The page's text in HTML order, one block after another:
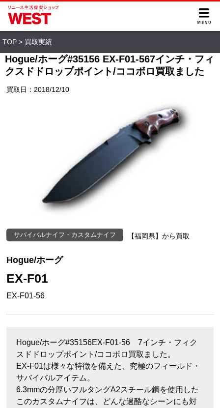
TOP > 買取実績
Hogue/ホーグ#35156 EX-F01-567インチ・フィ
クスドドロップポイント/ココボロ買取ました
買取日：2018/12/10
サバイバルナイフ・カスタムナイフ 【福岡県】から買取
Hogue/ホーグ
EX-F01
EX-F01-56
Hogue/ホーグ#35156EX-F01-56 7インチ・フィク
スドドロップポイント/ココボロ買取ました。
EX-F01は様々な特徴を備えた、究極のフィールド・
サバイバルアイテム。
6.3mmの分厚いフルタングA2スチール鋼を使用した
このカスタムナイフは、どんな過酷なシーンにも対